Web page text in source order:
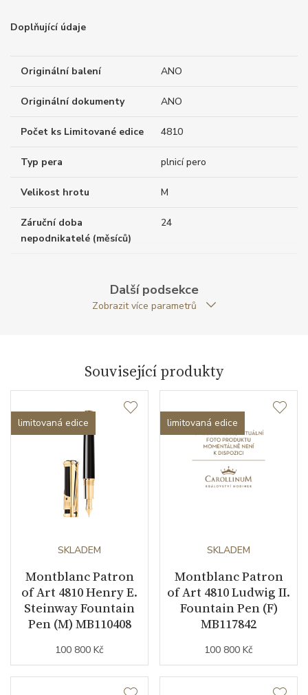
Doplňující údaje
Originální balení ANO
Originální dokumenty ANO
Počet ks Limitované edice 4810
Typ pera plnicí pero
Velikost hrotu M
Záruční doba
nepodnikatelé (měsíců)
24
Patron of Art
Další podsekce
Zobrazit více parametrů
Související produkty
limitovaná edice
SKLADEM
Montblanc Patron
of Art 4810 Henry E.
Steinway Fountain
Pen (M) MB110408
100 800 Kč
limitovaná edice
SKLADEM
Montblanc Patron
of Art 4810 Ludwig II.
Fountain Pen (F)
MB117842
100 800 Kč